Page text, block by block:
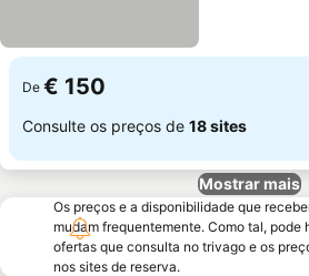
De € 150
Consulte os preços de 18 sites
Mostrar mais
Os preços e a disponibilidade que
mudam frequentemente. Como tal, pode
ofertas que consulta no trivago e os
nos sites de reserva.